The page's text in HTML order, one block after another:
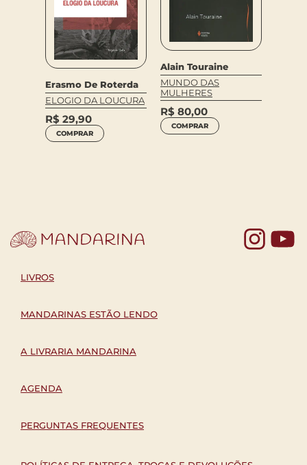
Erasmo De Roterda
ELOGIO DA LOUCURA
R$ 29,90
COMPRAR
Alain Touraine
MUNDO DAS
MULHERES
R$ 80,00
COMPRAR
LIVROS
MANDARINAS ESTÃO LENDO
A LIVRARIA MANDARINA
AGENDA
PERGUNTAS FREQUENTES